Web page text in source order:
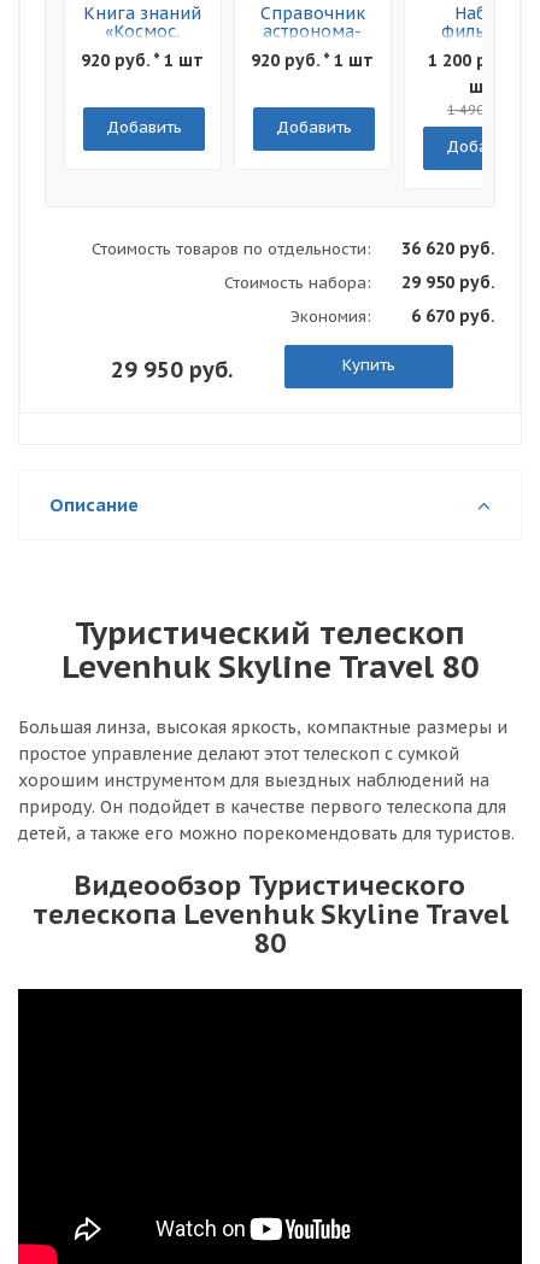
Книга знаний
«Космос.
Непустая
пустота»
обложка
920 руб. * 1 шт
Добавить
Справочник
астронома-
любителя
"Увидеть все!"
920 руб. * 1 шт
Добавить
Набор
фильтров
Levenhuk F2
Луна и Марс
1 200 руб. * 1
шт
1 490 руб.
Добавить
Стоимость товаров по отдельности: 36 620 руб.
Стоимость набора: 29 950 руб.
Экономия: 6 670 руб.
29 950 руб. Купить
Описание
Туристический телескоп
Levenhuk Skyline Travel 80
Большая линза, высокая яркость, компактные размеры и
простое управление делают этот телескоп с сумкой
хорошим инструментом для выездных наблюдений на
природу. Он подойдет в качестве первого телескопа для
детей, а также его можно порекомендовать для туристов.
Видеообзор Туристического
телескопа Levenhuk Skyline Travel
80